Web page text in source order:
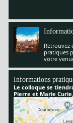
Retrouvez
pratiques
votre
Informations
Le colloque se
Pierre et Marie